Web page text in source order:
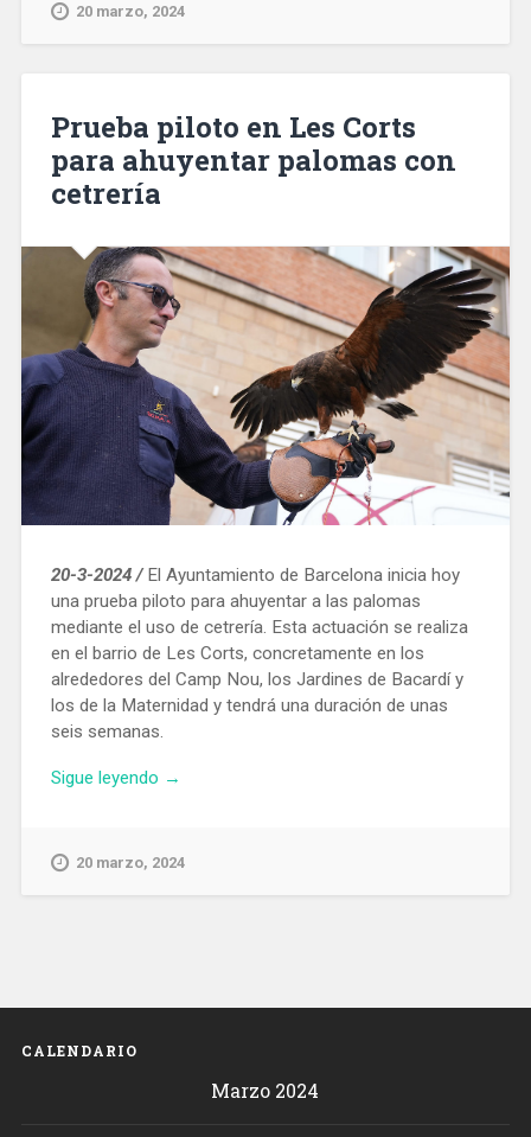
el
juzgado
euros
de
fianza»
20 marzo, 2024
Prueba piloto en Les Corts
para ahuyentar palomas con
cetrería
20-3-2024 / El Ayuntamiento de Barcelona inicia hoy
una prueba piloto para ahuyentar a las palomas
mediante el uso de cetrería. Esta actuación se realiza
en el barrio de Les Corts, concretamente en los
alrededores del Camp Nou, los Jardines de Bacardí y
los de la Maternidad y tendrá una duración de unas
seis semanas.
Sigue leyendo «Prueba
Les
cetrería»
→
20 marzo, 2024
CALENDARIO
Marzo 2024